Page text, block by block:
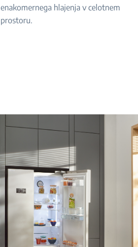
enakomernega hlajenja v celotnem
prostoru.